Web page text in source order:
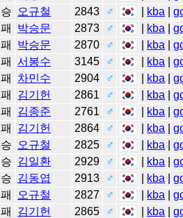
승 오규철 2843 ♂ kba |
패 박승문 2873 ♂ kba |
패 박승문 2870 ♂ kba |
패 서봉수 3145 ♂ kba |
패 차민수 2904 ♂ kba |
패 김기헌 2861 ♂ kba |
패 김종준 2761 ♂ kba |
패 김기헌 2864 ♂ kba |
승 오규철 2825 ♂ kba |
승 김일환 2929 ♂ kba |
승 김동엽 2913 ♂ kba |
패 오규철 2827 ♂ kba |
패 김기헌 2865 ♂ kba |